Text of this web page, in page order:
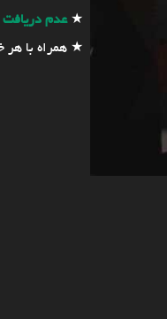
★عدم دریافت
★ همراه با هر